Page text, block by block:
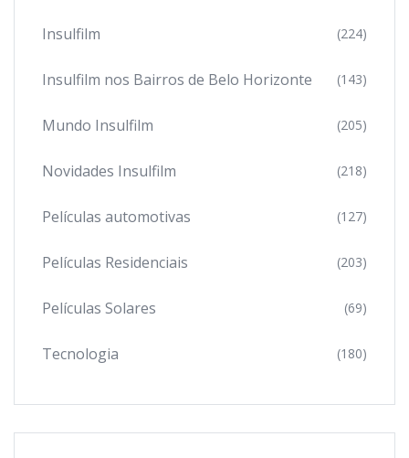
Insulfilm (224)
Insulfilm nos Bairros de Belo Horizonte (143)
Mundo Insulfilm (205)
Novidades Insulfilm (218)
Películas automotivas (127)
Películas Residenciais (203)
Películas Solares (69)
Tecnologia (180)